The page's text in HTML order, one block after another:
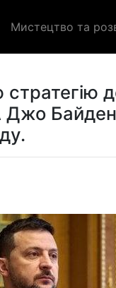
Мистецтво та